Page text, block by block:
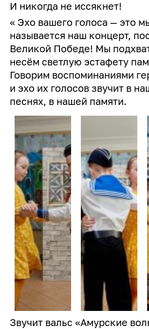
И никогда не иссякнет!
« Эхо вашего голоса — это
называется наш концерт,
Великой Победе! Мы
несём светлую эстафету
Говорим воспоминаниями
и эхо их голосов звучит в
песнях, в нашей памяти.
Звучит вальс «Амурские